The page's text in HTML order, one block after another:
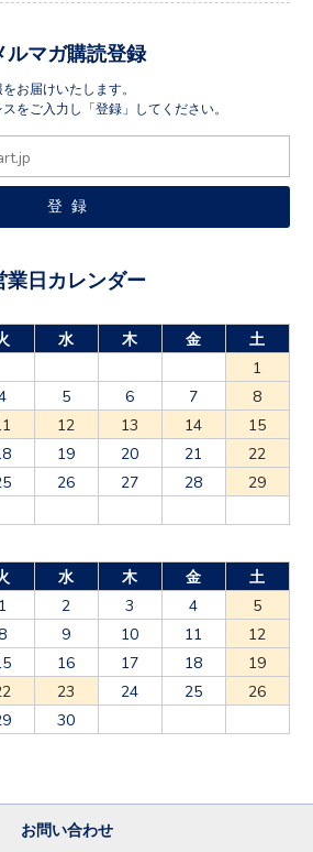
ルマガ購読登録
お届けいたします。
をご入力し「登録」してください。
業日カレンダー
水 木 金
土
1
5 6 7
8
12 13 14
15
19 20 21
22
26 27 28
29
水 木 金
土
1
2 3 4
5
9 10 11
12
16 17 18
19
23 24 25
26
30
お問い合わせ